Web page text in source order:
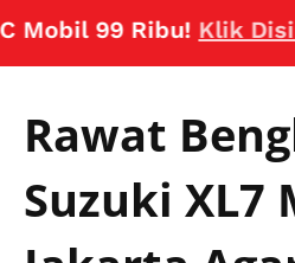
99 Ribu!Klik Disini
Rawat
Suzuki XL7